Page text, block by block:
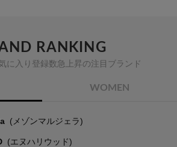
RANKING
に入り登録数急上昇の注目ブランド
WOMEN
(メゾンマルジェラ)
(エヌハリウッド)